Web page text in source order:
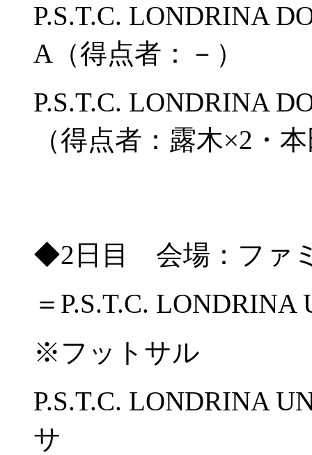
P.S.T.C. LONDRINA
A（得点者：－）
P.S.T.C. LONDRINA
（得点者：露木×2・
◆2日目 会場：ファ
＝P.S.T.C. LONDRINA
※フットサル
P.S.T.C. LONDRINA
サ